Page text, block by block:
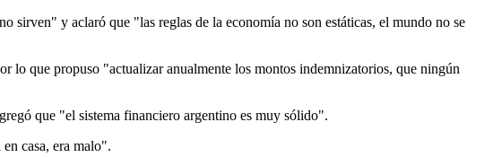
sirven" y aclaró que "las reglas de la economía no son estáticas, el mundo no se
lo que propuso "actualizar anualmente los montos indemnizatorios, que ningún
que "el sistema financiero argentino es muy sólido".
casa, era malo".